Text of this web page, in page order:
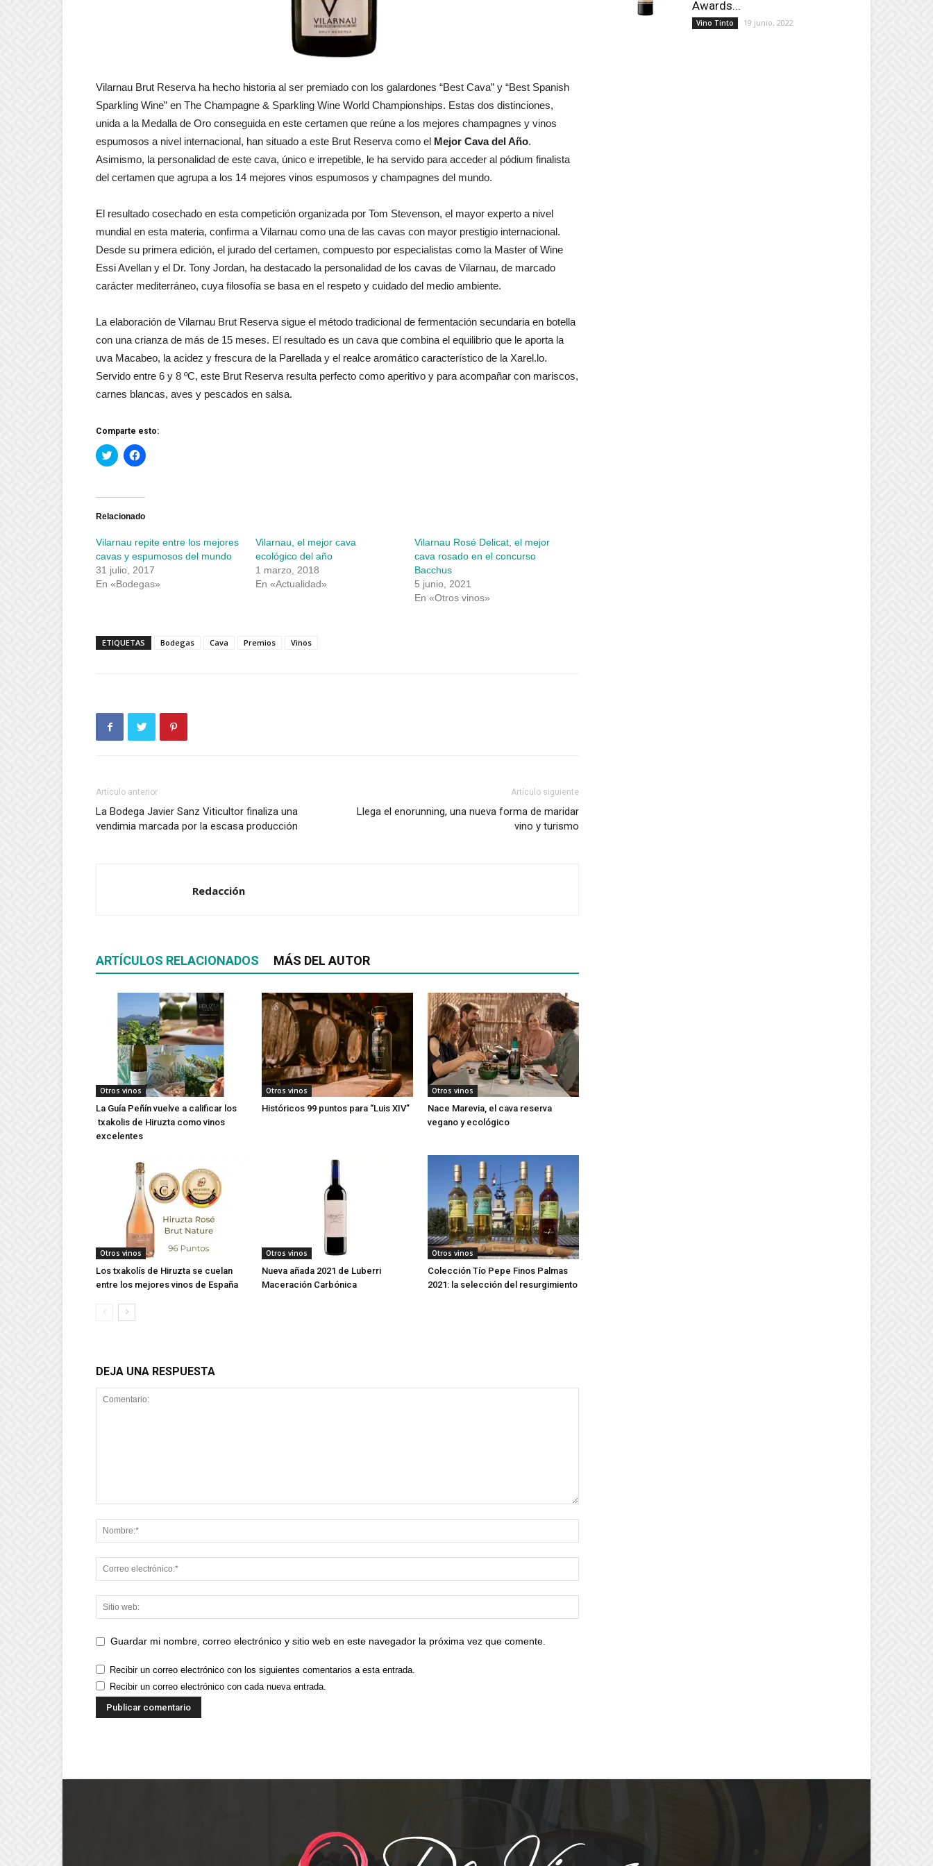
Vilarnau Brut Reserva ha hecho historia al ser premiado con los galardones “Best Cava” y “Best Spanish
Sparkling Wine” en The Champagne & Sparkling Wine World Championships. Estas dos distinciones,
unida a la Medalla de Oro conseguida en este certamen que reúne a los mejores champagnes y vinos
espumosos a nivel internacional, han situado a este Brut Reserva como el Mejor Cava del Año.
Asimismo, la personalidad de este cava, único e irrepetible, le ha servido para acceder al pódium finalista
del certamen que agrupa a los 14 mejores vinos espumosos y champagnes del mundo.
El resultado cosechado en esta competición organizada por Tom Stevenson, el mayor experto a nivel
mundial en esta materia, confirma a Vilarnau como una de las cavas con mayor prestigio internacional.
Desde su primera edición, el jurado del certamen, compuesto por especialistas como la Master of Wine
Essi Avellan y el Dr. Tony Jordan, ha destacado la personalidad de los cavas de Vilarnau, de marcado
carácter mediterráneo, cuya filosofía se basa en el respeto y cuidado del medio ambiente.
La elaboración de Vilarnau Brut Reserva sigue el método tradicional de fermentación secundaria en botella
con una crianza de más de 15 meses. El resultado es un cava que combina el equilibrio que le aporta la
uva Macabeo, la acidez y frescura de la Parellada y el realce aromático característico de la Xarel.lo.
Servido entre 6 y 8 ºC, este Brut Reserva resulta perfecto como aperitivo y para acompañar con mariscos,
carnes blancas, aves y pescados en salsa.
Comparte esto:
Haz
clic
Twitter
abre
ventana
nueva)
Haz
clic
Facebook
abre
ventana
nueva)
Relacionado
Vilarnau repite entre los mejores
cavas y espumosos del mundo
31 julio, 2017
En «Bodegas»
Vilarnau, el mejor cava
ecológico del año
1 marzo, 2018
En «Actualidad»
Vilarnau Rosé Delicat, el mejor
cava rosado en el concurso
Bacchus
5 junio, 2021
En «Otros vinos»
ETIQUETAS Bodegas Cava Premios Vinos
Artículo anterior
La Bodega Javier Sanz Viticultor finaliza una
vendimia marcada por la escasa producción
Artículo siguiente
Llega el enorunning, una nueva forma de maridar
vino y turismo
Redacción
ARTÍCULOS RELACIONADOS MÁS DEL AUTOR
Otros vinos
La Guía Peñín vuelve a calificar los
txakolis de Hiruzta como vinos
excelentes
Otros vinos
Históricos 99 puntos para “Luis XIV”
Otros vinos
Nace Marevia, el cava reserva
vegano y ecológico
Otros vinos
Los txakolís de Hiruzta se cuelan
entre los mejores vinos de España
Otros vinos
Nueva añada 2021 de Luberri
Maceración Carbónica
Otros vinos
Colección Tío Pepe Finos Palmas
2021: la selección del resurgimiento
DEJA UNA RESPUESTA
Guardar mi nombre, correo electrónico y sitio web en este navegador la próxima vez que comente.
Recibir un correo electrónico con los siguientes comentarios a esta entrada.
Recibir un correo electrónico con cada nueva entrada.
Awards...
Vino Tinto 19 junio, 2022